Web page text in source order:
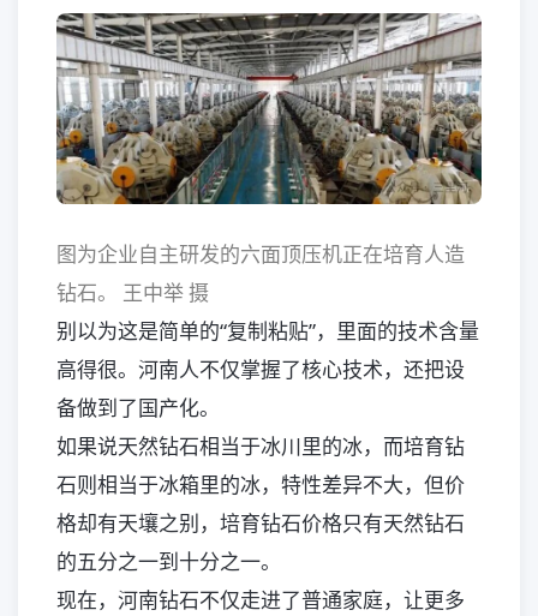
图为企业自主研发的六面顶压机正在培育人造
钻石。 王中举 摄
别以为这是简单的“复制粘贴”，里面的技术含量
高得很。河南人不仅掌握了核心技术，还把设
备做到了国产化。
如果说天然钻石相当于冰川里的冰，而培育钻
石则相当于冰箱里的冰，特性差异不大，但价
格却有天壤之别，培育钻石价格只有天然钻石
的五分之一到十分之一。
现在，河南钻石不仅走进了普通家庭，让更多